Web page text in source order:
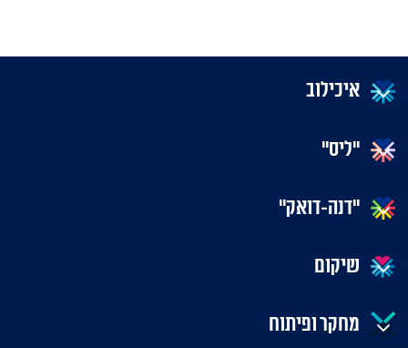
איכילוב
"ליס"
"דנה-דואק"
שיקום
מחקר ופיתוח